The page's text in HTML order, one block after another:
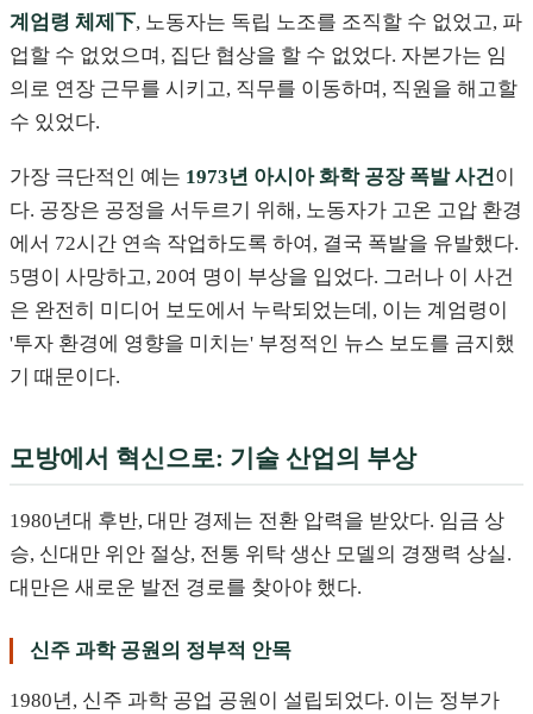
계엄령 체제下, 노동자는 독립 노조를 조직할 수 없었고, 파
업할 수 없었으며, 집단 협상을 할 수 없었다. 자본가는 임
의로 연장 근무를 시키고, 직무를 이동하며, 직원을 해고할
수 있었다.
가장 극단적인 예는 1973년 아시아 화학 공장 폭발 사건이
다. 공장은 공정을 서두르기 위해, 노동자가 고온 고압 환경
에서 72시간 연속 작업하도록 하여, 결국 폭발을 유발했다.
5명이 사망하고, 20여 명이 부상을 입었다. 그러나 이 사건
은 완전히 미디어 보도에서 누락되었는데, 이는 계엄령이
'투자 환경에 영향을 미치는' 부정적인 뉴스 보도를 금지했
기 때문이다.
모방에서 혁신으로: 기술 산업의 부상
1980년대 후반, 대만 경제는 전환 압력을 받았다. 임금 상
승, 신대만 위안 절상, 전통 위탁 생산 모델의 경쟁력 상실.
대만은 새로운 발전 경로를 찾아야 했다.
신주 과학 공원의 정부적 안목
1980년, 신주 과학 공업 공원이 설립되었다. 이는 정부가